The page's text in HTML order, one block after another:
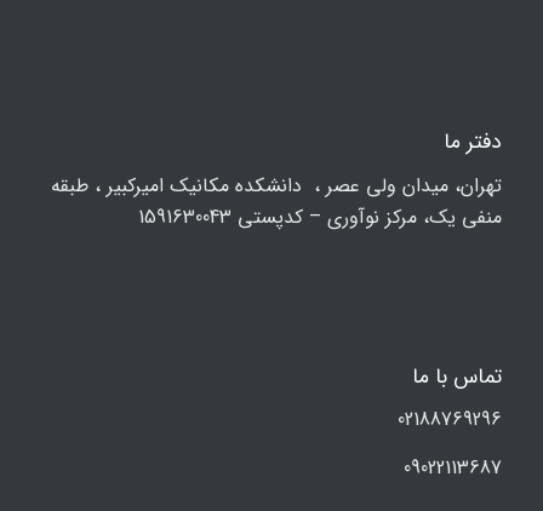
دفتر ما
تهران، ميدان ولي عصر ، دانشکده مكانيك امیرکبیر ، طبقه
منفی یک، مرکز نوآوری – کدپستی 1591630043
تماس با ما
02188769296
09022113687